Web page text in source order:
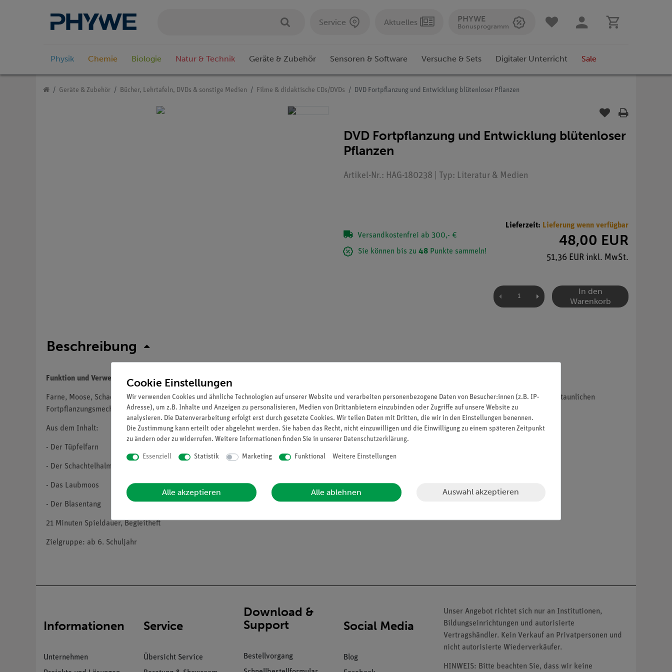
Service Aktuelles PHYWE
Bonusprogramm
Physik Chemie Biologie Natur & Technik Geräte & Zubehör Sensoren & Software Versuche & Sets Digitaler Unterricht Sale
Geräte & Zubehör Bücher, Lehrtafeln, DVDs & sonstige Medien Filme & didaktische CDs/DVDs DVD Fortpflanzung und Entwicklung blütenloser Pflanzen
DVD Fortpflanzung und Entwicklung blütenloser
Pflanzen
Artikel-Nr.: HAG-180238 | Typ: Literatur & Medien
Versandkostenfrei ab 300,- €
Sie können bis zu 48 Punkte sammeln!
Lieferzeit: Lieferung wenn verfügbar
48,00 EUR
51,36 EUR inkl. MwSt.
In den
Warenkorb
Beschreibung
Funktion und Verwendung
Farne, Moose, Schachtelhalme und Algen sind in der Natur weit verbreitet. Dieser Film gibt mit eindrucksvollen Detailaufnahmen einen Einblick in die erstaunlichen
Fortpflanzungsmechanismen der blütenlosen Pflanzen.
Aus dem Inhalt:
- Der Tüpfelfarn
- Der Schachtelhalm
- Das Laubmoos
- Der Blasentang
21 Minuten Spieldauer, Begleitheft
Zielgruppe: ab 6. Schuljahr
Informationen
Unternehmen
Service
Übersicht Service
Download &
Support
Bestellvorgang
Social Media
Blog
Unser Angebot richtet sich nur an Institutionen,
Bildungseinrichtungen und autorisierte
Vertragshändler. Kein Verkauf an Privatpersonen und
nicht autorisierte Wiederverkäufer.
HINWEIS: Bitte beachten Sie, dass wir keine
Cookie Einstellungen
Wir verwenden Cookies und ähnliche Technologien auf unserer Website und verarbeiten personenbezogene Daten von Besucher:innen (z.B. IP-
Adresse), um z.B. Inhalte und Anzeigen zu personalisieren, Medien von Drittanbietern einzubinden oder Zugriffe auf unsere Website zu
analysieren. Die Datenverarbeitung erfolgt erst durch gesetzte Cookies. Wir teilen Daten mit Dritten, die wir in den Einstellungen benennen.
Die Zustimmung kann erteilt oder abgelehnt werden. Sie haben das Recht, nicht einzuwilligen und die Einwilligung zu einem späteren Zeitpunkt
zu ändern oder zu widerrufen. Weitere Informationen finden Sie in unserer Daten­schutz­erklärung.
Essenziell Statistik Marketing Funktional Weitere Einstellungen
Alle akzeptieren Alle ablehnen Auswahl akzeptieren